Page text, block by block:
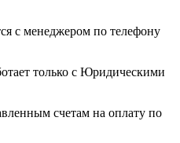
с менеджером по телефону
только с Юридическими
счетам на оплату по